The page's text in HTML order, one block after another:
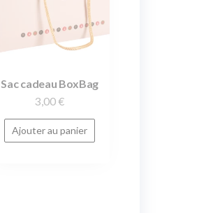
Sac cadeau BoxBag
3,00 €
Ajouter au panier